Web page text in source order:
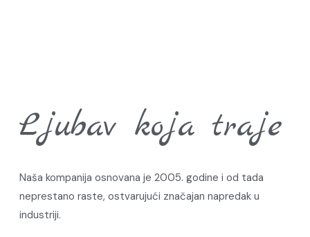
Ljubav koja traje
Naša kompanija osnovana je 2005. godine i od tada
neprestano raste, ostvarujući značajan napredak u
industriji.